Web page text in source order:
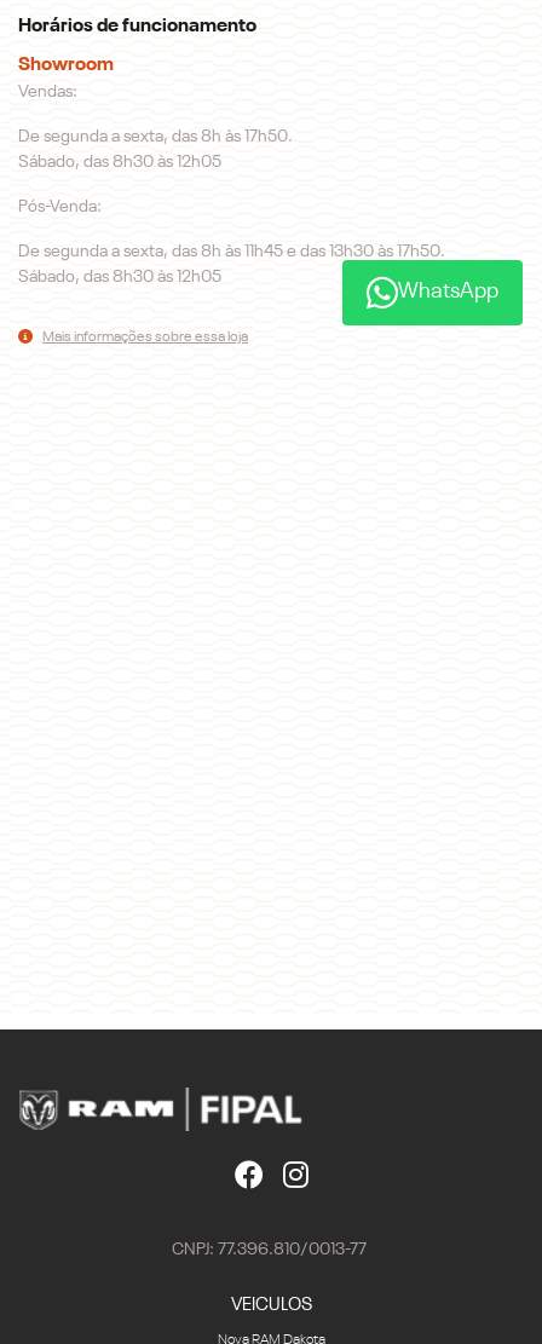
Horários de funcionamento
Showroom
Vendas:
De segunda a sexta, das 8h às 17h50.
Sábado, das 8h30 às 12h05
Pós-Venda:
De segunda a sexta, das 8h às 11h45 e das 13h30 às 17h50.
Sábado, das 8h30 às 12h05
Mais informações sobre essa loja
CNPJ: 77.396.810/0013-77
VEICULOS
Nova RAM Dakota
WhatsApp